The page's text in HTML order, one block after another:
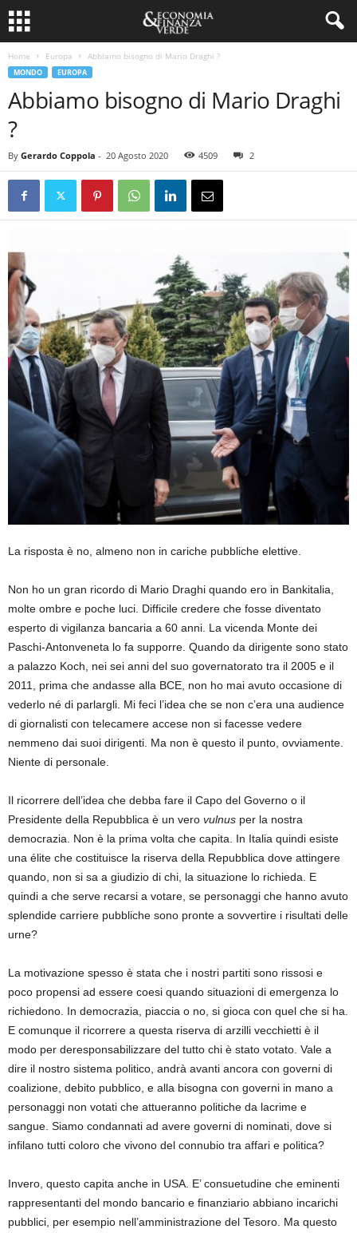
Home Europa Abbiamo bisogno di Mario Draghi ?
MONDO EUROPA
Abbiamo bisogno di Mario Draghi
?
By Gerardo Coppola - 20 Agosto 2020 4509 2
La risposta è no, almeno non in cariche pubbliche elettive.
Non ho un gran ricordo di Mario Draghi quando ero in Bankitalia,
molte ombre e poche luci. Difficile credere che fosse diventato
esperto di vigilanza bancaria a 60 anni. La vicenda Monte dei
Paschi-Antonveneta lo fa supporre. Quando da dirigente sono stato
a palazzo Koch, nei sei anni del suo governatorato tra il 2005 e il
2011, prima che andasse alla BCE, non ho mai avuto occasione di
vederlo né di parlargli. Mi feci l’idea che se non c’era una audience
di giornalisti con telecamere accese non si facesse vedere
nemmeno dai suoi dirigenti. Ma non è questo il punto, ovviamente.
Niente di personale.
Il ricorrere dell’idea che debba fare il Capo del Governo o il
Presidente della Repubblica è un vero vulnus per la nostra
democrazia. Non è la prima volta che capita. In Italia quindi esiste
una élite che costituisce la riserva della Repubblica dove attingere
quando, non si sa a giudizio di chi, la situazione lo richieda. E
quindi a che serve recarsi a votare, se personaggi che hanno avuto
splendide carriere pubbliche sono pronte a sovvertire i risultati delle
urne?
La motivazione spesso è stata che i nostri partiti sono rissosi e
poco propensi ad essere coesi quando situazioni di emergenza lo
richiedono. In democrazia, piaccia o no, si gioca con quel che si ha.
E comunque il ricorrere a questa riserva di arzilli vecchietti è il
modo per deresponsabilizzare del tutto chi è stato votato. Vale a
dire il nostro sistema politico, andrà avanti ancora con governi di
coalizione, debito pubblico, e alla bisogna con governi in mano a
personaggi non votati che attueranno politiche da lacrime e
sangue. Siamo condannati ad avere governi di nominati, dove si
infilano tutti coloro che vivono del connubio tra affari e politica?
Invero, questo capita anche in USA. E’ consuetudine che eminenti
rappresentanti del mondo bancario e finanziario abbiano incarichi
pubblici, per esempio nell’amministrazione del Tesoro. Ma questo